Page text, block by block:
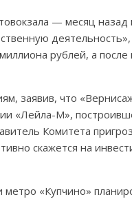
— месяц
рублей, а
заявив, что
«Лейла-М»,
Комитета
скажется на
метро «Купчино»